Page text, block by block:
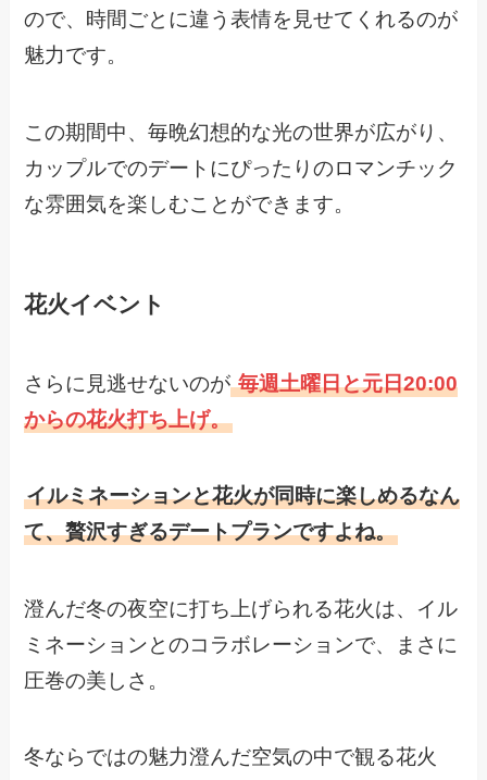
ので、時間ごとに違う表情を見せてくれるのが
魅力です。
この期間中、毎晩幻想的な光の世界が広がり、
カップルでのデートにぴったりのロマンチック
な雰囲気を楽しむことができます。
花火イベント
さらに見逃せないのが毎週土曜日と元日20:00
からの花火打ち上げ。
イルミネーションと花火が同時に楽しめるなん
て、贅沢すぎるデートプランですよね。
澄んだ冬の夜空に打ち上げられる花火は、イル
ミネーションとのコラボレーションで、まさに
圧巻の美しさ。
冬ならではの魅力澄んだ空気の中で観る花火